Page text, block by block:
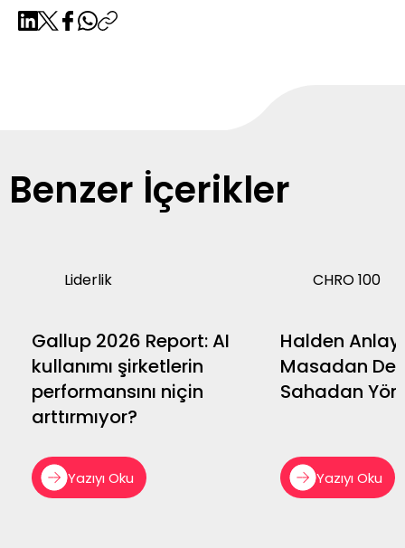
Benzer İçerikler
Liderlik
Gallup 2026 Report: AI
kullanımı şirketlerin
performansını niçin
arttırmıyor?
Yazıyı Oku
CHRO 100
Halden
Masadan
Sahadan
Yazıyı Oku